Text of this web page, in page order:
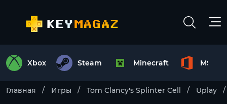
Xbox Steam Minecraft MS
Главная Игры Tom Clancy's Splinter Cell Uplay